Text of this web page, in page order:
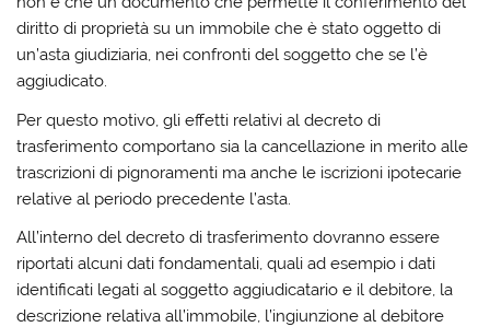
diritto di proprietà su un immobile che è stato oggetto di
un’asta giudiziaria, nei confronti del soggetto che se l’è
aggiudicato.
Per questo motivo, gli effetti relativi al decreto di
trasferimento comportano sia la cancellazione in merito alle
trascrizioni di pignoramenti ma anche le iscrizioni ipotecarie
relative al periodo precedente l’asta.
All’interno del decreto di trasferimento dovranno essere
riportati alcuni dati fondamentali, quali ad esempio i dati
identificati legati al soggetto aggiudicatario e il debitore, la
descrizione relativa all’immobile, l’ingiunzione al debitore